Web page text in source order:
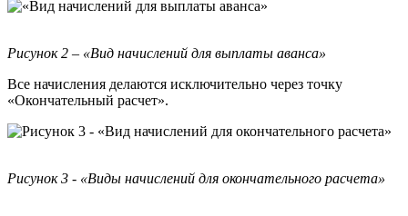
Рисунок 2 – «Вид начислений для выплаты аванса»
Все начисления делаются исключительно через точку
«Окончательный расчет».
Рисунок 3 - «Виды начислений для окончательного расчета»